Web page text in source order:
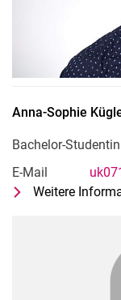
Anna-Sophie
Bachelor-
E-Mail
Weitere